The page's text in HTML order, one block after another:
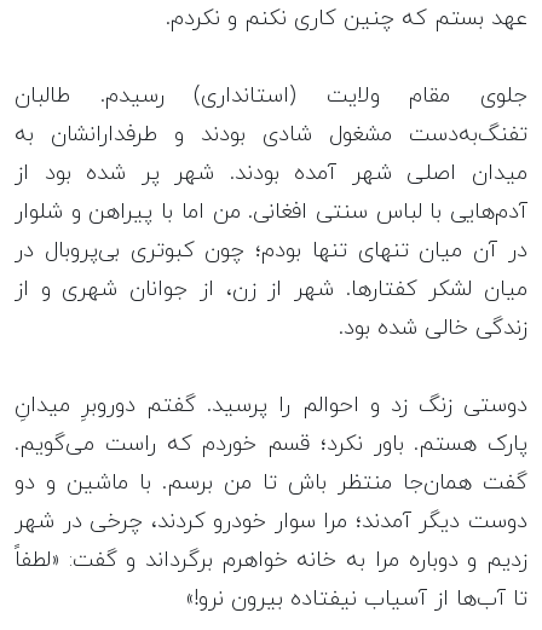
عهد بستم که چنین کاری نکنم و نکردم.
جلوی مقام ولایت (استانداری) رسیدم. طالبان
تفنگ‌به‌دست مشغول شادی بودند و طرفدارانشان به
میدان اصلی شهر آمده بودند. شهر پر شده بود از
آدم‌هایی با لباس سنتی افغانی. من اما با پیراهن و شلوار
در آن میان تنهای تنها بودم؛ چون کبوتری بی‌پر‌و‌بال در
میان لشکر کفتارها. شهر از زن، از جوانان شهری و از
زندگی خالی شده بود.
دوستی زنگ زد و احوالم را پرسید. گفتم دور‌و‌برِ میدانِ
پارک هستم. باور نکرد؛ قسم خوردم که راست می‌گویم.
گفت همان‌جا منتظر باش تا من برسم. با ماشین و دو
دوست دیگر آمدند؛ مرا سوار خودرو کردند، چرخی در شهر
زدیم و دوباره مرا به خانه‌ خواهرم برگرداند و گفت: «لطفاً
تا آب‌ها از آسیاب نیفتاده بیرون نرو!»